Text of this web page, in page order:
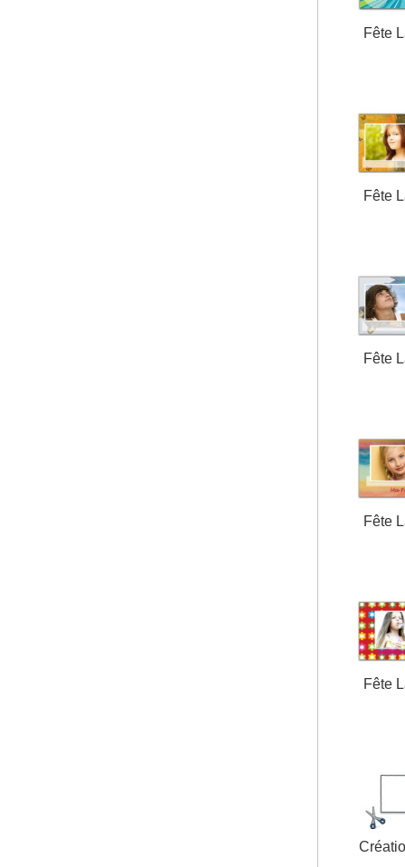
Fête
Fête
Fête
Fête
Fête